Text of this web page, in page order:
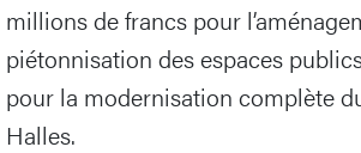
millions de francs pour
piétonnisation des espaces
pour la modernisation complète
Halles.